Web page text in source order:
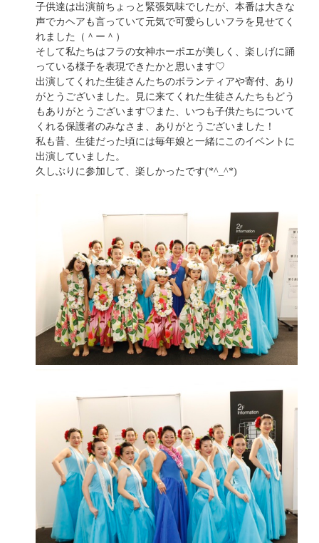
子供達は出演前ちょっと緊張気味でしたが、本番は大きな
声でカヘアも言っていて元気で可愛らしいフラを見せてく
れました（＾ー＾）
そして私たちはフラの女神ホーポエが美しく、楽しげに踊
っている様子を表現できたかと思います♡
出演してくれた生徒さんたちのボランティアや寄付、あり
がとうございました。見に来てくれた生徒さんたちもどう
もありがとうございます♡また、いつも子供たちについて
くれる保護者のみなさま、ありがとうございました！
私も昔、生徒だった頃には毎年娘と一緒にこのイベントに
出演していました。
久しぶりに参加して、楽しかったです(*^_^*)